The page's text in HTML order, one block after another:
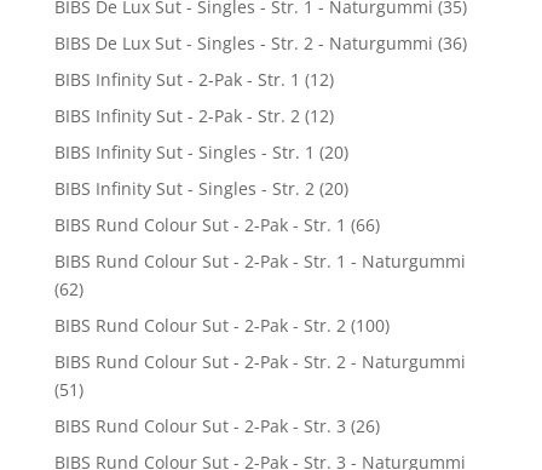
BIBS De Lux Sut - Singles - Str. 1 - Naturgummi (35)
BIBS De Lux Sut - Singles - Str. 2 - Naturgummi (36)
BIBS Infinity Sut - 2-Pak - Str. 1 (12)
BIBS Infinity Sut - 2-Pak - Str. 2 (12)
BIBS Infinity Sut - Singles - Str. 1 (20)
BIBS Infinity Sut - Singles - Str. 2 (20)
BIBS Rund Colour Sut - 2-Pak - Str. 1 (66)
BIBS Rund Colour Sut - 2-Pak - Str. 1 - Naturgummi
(62)
BIBS Rund Colour Sut - 2-Pak - Str. 2 (100)
BIBS Rund Colour Sut - 2-Pak - Str. 2 - Naturgummi
(51)
BIBS Rund Colour Sut - 2-Pak - Str. 3 (26)
BIBS Rund Colour Sut - 2-Pak - Str. 3 - Naturgummi